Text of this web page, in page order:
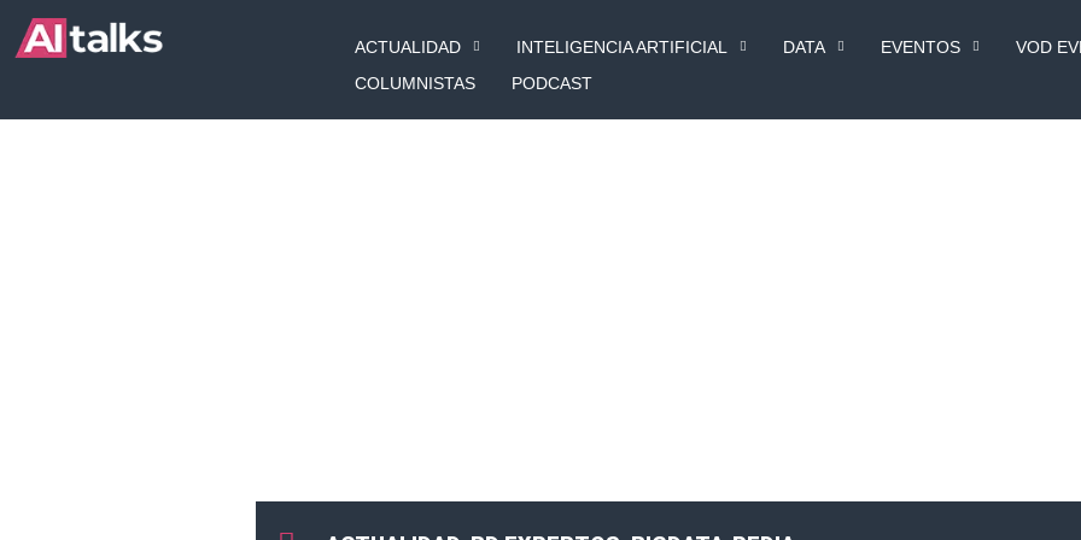
ACTUALIDAD INTELIGENCIA ARTIFICIAL DATA EVENTOS VOD
COLUMNISTAS
PODCAST